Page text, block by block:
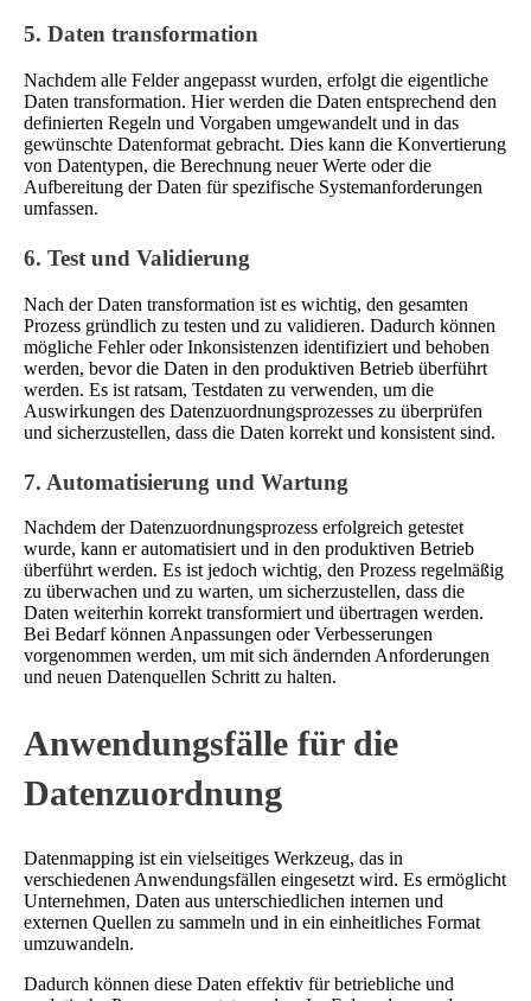
5. Daten transformation
Nachdem alle Felder angepasst wurden, erfolgt die eigentliche
Daten transformation. Hier werden die Daten entsprechend den
definierten Regeln und Vorgaben umgewandelt und in das
gewünschte Datenformat gebracht. Dies kann die Konvertierung
von Datentypen, die Berechnung neuer Werte oder die
Aufbereitung der Daten für spezifische Systemanforderungen
umfassen.
6. Test und Validierung
Nach der Daten transformation ist es wichtig, den gesamten
Prozess gründlich zu testen und zu validieren. Dadurch können
mögliche Fehler oder Inkonsistenzen identifiziert und behoben
werden, bevor die Daten in den produktiven Betrieb überführt
werden. Es ist ratsam, Testdaten zu verwenden, um die
Auswirkungen des Datenzuordnungsprozesses zu überprüfen
und sicherzustellen, dass die Daten korrekt und konsistent sind.
7. Automatisierung und Wartung
Nachdem der Datenzuordnungsprozess erfolgreich getestet
wurde, kann er automatisiert und in den produktiven Betrieb
überführt werden. Es ist jedoch wichtig, den Prozess regelmäßig
zu überwachen und zu warten, um sicherzustellen, dass die
Daten weiterhin korrekt transformiert und übertragen werden.
Bei Bedarf können Anpassungen oder Verbesserungen
vorgenommen werden, um mit sich ändernden Anforderungen
und neuen Datenquellen Schritt zu halten.
Anwendungsfälle für die
Datenzuordnung
Datenmapping ist ein vielseitiges Werkzeug, das in
verschiedenen Anwendungsfällen eingesetzt wird. Es ermöglicht
Unternehmen, Daten aus unterschiedlichen internen und
externen Quellen zu sammeln und in ein einheitliches Format
umzuwandeln.
Dadurch können diese Daten effektiv für betriebliche und